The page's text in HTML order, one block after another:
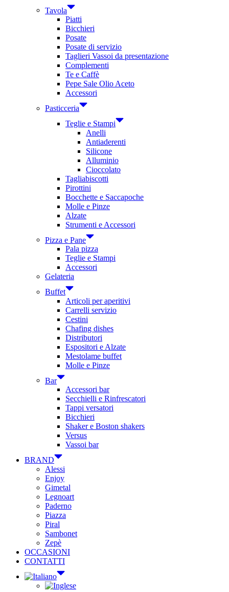
Tavola
Piatti
Bicchieri
Posate
Posate di servizio
Taglieri Vassoi da presentazione
Complementi
Te e Caffè
Pepe Sale Olio Aceto
Accessori
Pasticceria
Teglie e Stampi
Anelli
Antiaderenti
Silicone
Alluminio
Cioccolato
Tagliabiscotti
Pirottini
Bocchette e Saccapoche
Molle e Pinze
Alzate
Strumenti e Accessori
Pizza e Pane
Pala pizza
Teglie e Stampi
Accessori
Gelateria
Buffet
Articoli per aperitivi
Carrelli servizio
Cestini
Chafing dishes
Distributori
Espositori e Alzate
Mestolame buffet
Molle e Pinze
Bar
Accessori bar
Secchielli e Rinfrescatori
Tappi versatori
Bicchieri
Shaker e Boston shakers
Versus
Vassoi bar
BRAND
Alessi
Enjoy
Gimetal
Legnoart
Paderno
Piazza
Piral
Sambonet
Zepè
OCCASIONI
CONTATTI